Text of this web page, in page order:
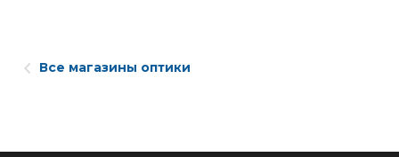
Все магазины оптики